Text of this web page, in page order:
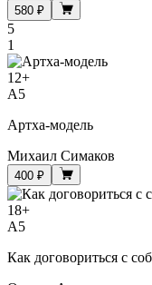
580 ₽
5
1
12+
A5
Артха-модель
Михаил Симаков
400 ₽
18+
A5
Как договориться с